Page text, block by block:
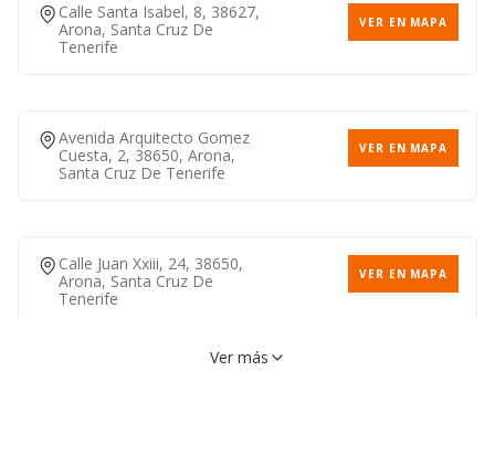
Calle Santa Isabel, 8, 38627,
Arona, Santa Cruz De
Tenerife
VER EN MAPA
Avenida Arquitecto Gomez
Cuesta, 2, 38650, Arona,
Santa Cruz De Tenerife
VER EN MAPA
Calle Juan Xxiii, 24, 38650,
Arona, Santa Cruz De
Tenerife
VER EN MAPA
Ver más